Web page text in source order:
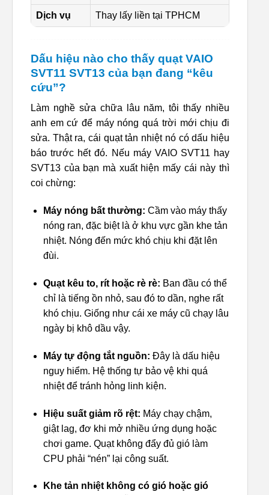
Dịch vụ Thay lấy liền tại TPHCM
Dấu hiệu nào cho thấy quạt VAIO
SVT11 SVT13 của bạn đang “kêu
cứu”?
Làm nghề sửa chữa lâu năm, tôi thấy nhiều
anh em cứ để máy nóng quá trời mới chịu đi
sửa. Thật ra, cái quạt tản nhiệt nó có dấu hiệu
báo trước hết đó. Nếu máy VAIO SVT11 hay
SVT13 của bạn mà xuất hiện mấy cái này thì
coi chừng:
Máy nóng bất thường: Cầm vào máy thấy
nóng ran, đặc biệt là ở khu vực gần khe tản
nhiệt. Nóng đến mức khó chịu khi đặt lên
đùi.
Quạt kêu to, rít hoặc rè rè: Ban đầu có thể
chỉ là tiếng ồn nhỏ, sau đó to dần, nghe rất
khó chịu. Giống như cái xe máy cũ chạy lâu
ngày bị khô dầu vậy.
Máy tự động tắt nguồn: Đây là dấu hiệu
nguy hiểm. Hệ thống tự bảo vệ khi quá
nhiệt để tránh hỏng linh kiện.
Hiệu suất giảm rõ rệt: Máy chạy chậm,
giật lag, đơ khi mở nhiều ứng dụng hoặc
chơi game. Quạt không đẩy đủ gió làm
CPU phải “nén” lại công suất.
Khe tản nhiệt không có gió hoặc gió